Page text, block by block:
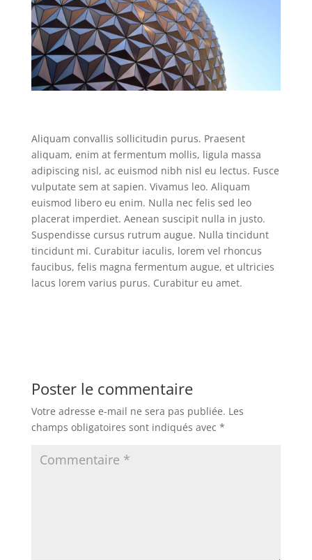
Aliquam convallis sollicitudin purus. Praesent
aliquam, enim at fermentum mollis, ligula massa
adipiscing nisl, ac euismod nibh nisl eu lectus. Fusce
vulputate sem at sapien. Vivamus leo. Aliquam
euismod libero eu enim. Nulla nec felis sed leo
placerat imperdiet. Aenean suscipit nulla in justo.
Suspendisse cursus rutrum augue. Nulla tincidunt
tincidunt mi. Curabitur iaculis, lorem vel rhoncus
faucibus, felis magna fermentum augue, et ultricies
lacus lorem varius purus. Curabitur eu amet.
Poster le commentaire
Votre adresse e-mail ne sera pas publiée. Les
champs obligatoires sont indiqués avec *